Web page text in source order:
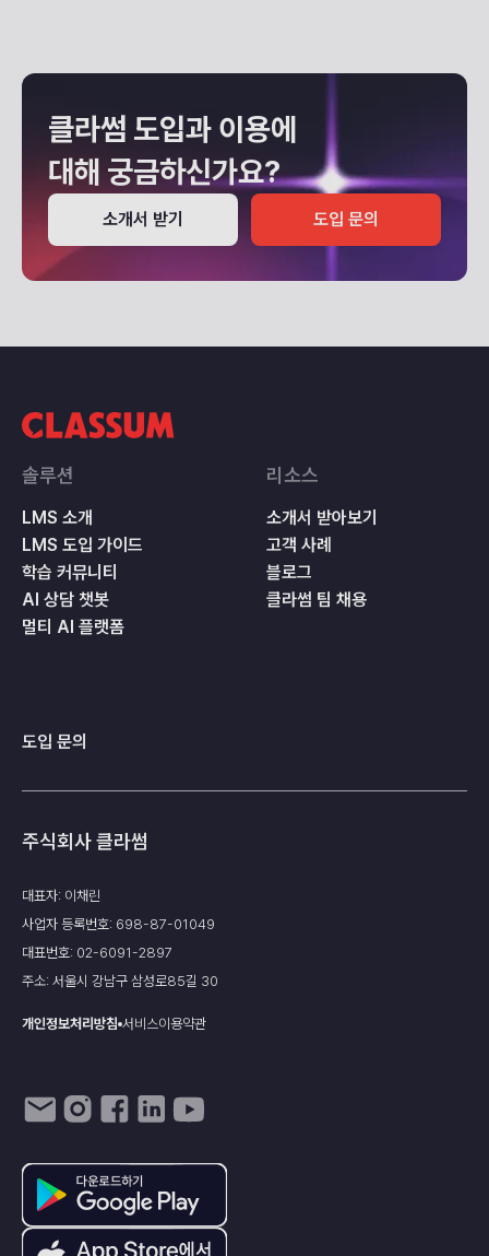
클라썸 도입과 이용에
대해 궁금하신가요?
소개서 받기 도입 문의
솔루션
LMS 소개
LMS 도입 가이드
학습 커뮤니티
AI 상담 챗봇
멀티 AI 플랫폼
리소스
소개서 받아보기
고객 사례
블로그
클라썸 팀 채용
도입 문의
주식회사 클라썸
대표자: 이채린
사업자 등록번호: 698-87-01049
대표번호: 02-6091-2897
주소: 서울시 강남구 삼성로85길 30
개인정보처리방침 서비스이용약관